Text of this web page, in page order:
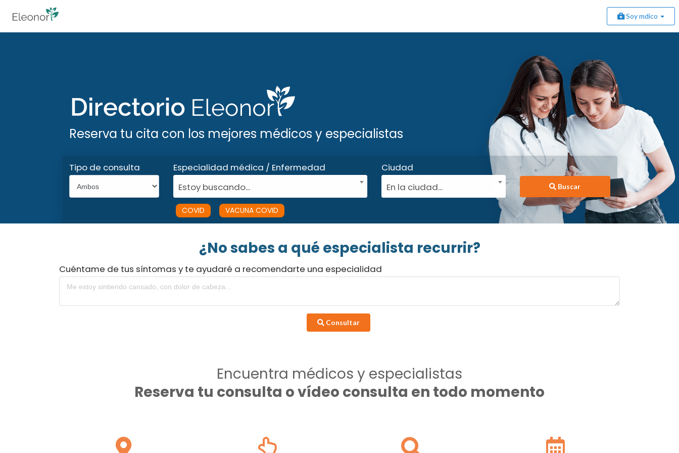
Soy mdico
Reserva tu cita con los mejores médicos y especialistas
Tipo de consulta
Especialidad médica / Enfermedad
Estoy buscando...
COVID VACUNA COVID
Ciudad
En la ciudad...
Buscar
¿No sabes a qué especialista recurrir?
Cuéntame de tus síntomas y te ayudaré a recomendarte una especialidad
Consultar
Encuentra médicos y especialistas
Reserva tu consulta o vídeo consulta en todo momento